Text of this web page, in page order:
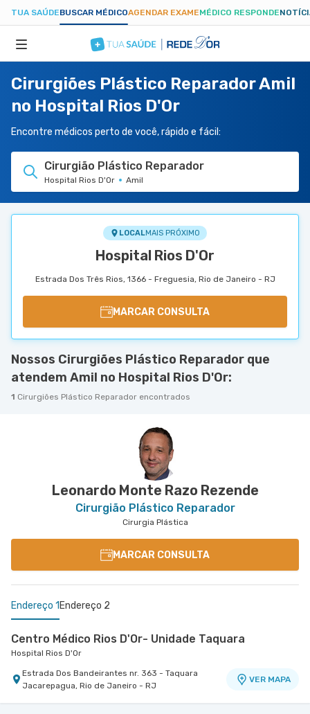
TUA SAÚDEBUSCAR MÉDICOAGENDAR EXAMEMÉDICO RESPONDE
ESPECIALIDADES
HOSPITAIS
TUASAUDE.COM
Cirurgiões Plástico Reparador Amil
no Hospital Rios D'Or
Encontre médicos perto de você, rápido e fácil:
Cirurgião Plástico Reparador
Hospital Rios D'Or Amil
LOCALMAIS PRÓXIMO
Hospital Rios D'Or
Estrada Dos Três Rios, 1366 - Freguesia, Rio de Janeiro - RJ
MARCAR CONSULTA
Nossos Cirurgiões Plástico Reparador que
atendem Amil no Hospital Rios D'Or:
1 Cirurgiões Plástico Reparador encontrados
Leonardo Monte Razo Rezende
Cirurgião Plástico Reparador
Cirurgia Plástica
MARCAR CONSULTA
Endereço 1 Endereço 2
Centro Médico Rios D'Or- Unidade Taquara
Hospital Rios D'Or
Estrada Dos Bandeirantes nr. 363 - Taquara
Jacarepagua, Rio de Janeiro - RJ
VER MAPA
Salus Barra